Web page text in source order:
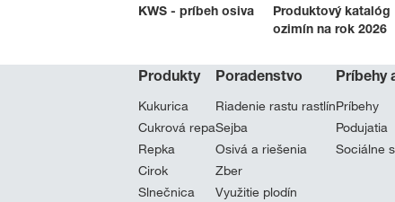
KWS - príbeh osiva
Produktový katalóg
ozimín na rok 2026
Produkty
Kukurica
Cukrová repa
Repka
Cirok
Slnečnica
Poradenstvo
Riadenie rastu rastlín
Sejba
Osivá a riešenia
Zber
Využitie plodín
Príbehy
Príbehy
Podujatia
Sociálne